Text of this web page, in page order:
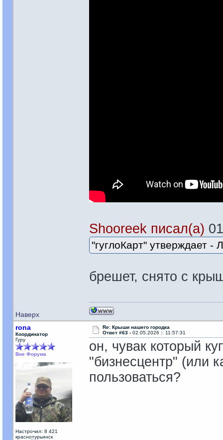
Shooreek писал(а)
"гуглоКарт" утверждает
брешет, снято с
Наверх
rona
Координатор
Гуру
Вне Форума
Настрочил: 8 421
краснотурьинск
Re: Крыши нашего городка
Ответ #63 - 02.05.2026 :: 11:57:31
он, чувак который
"бизнесцентр" (или
пользоваться?